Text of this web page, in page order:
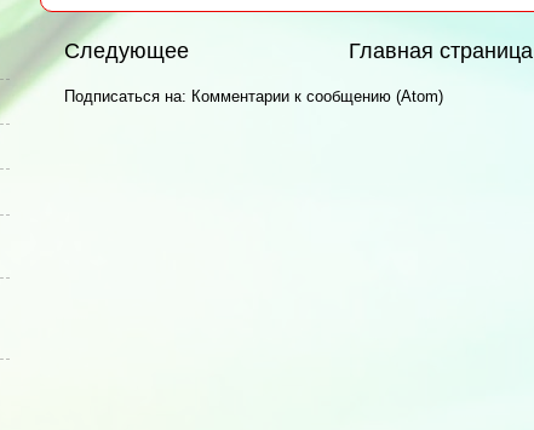
Следующее Главная страница
Подписаться на: Комментарии к сообщению (Atom)